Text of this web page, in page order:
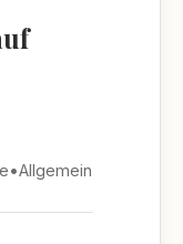
•Allgemein